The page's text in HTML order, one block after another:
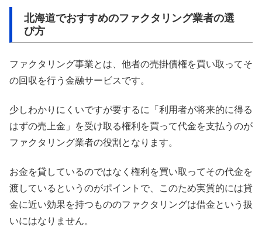
北海道でおすすめのファクタリング業者の選
び方
ファクタリング事業とは、他者の売掛債権を買い取ってそ
の回収を行う金融サービスです。
少しわかりにくいですが要するに「利用者が将来的に得る
はずの売上金」を受け取る権利を買って代金を支払うのが
ファクタリング業者の役割となります。
お金を貸しているのではなく権利を買い取ってその代金を
渡しているというのがポイントで、このため実質的には貸
金に近い効果を持つもののファクタリングは借金という扱
いにはなりません。